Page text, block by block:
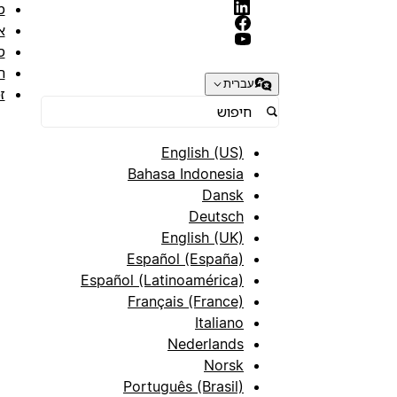
עברית
English (US)
Bahasa Indonesia
Dansk
Deutsch
English (UK)
Español (España)
Español (Latinoamérica)
Français (France)
Italiano
Nederlands
Norsk
Português (Brasil)